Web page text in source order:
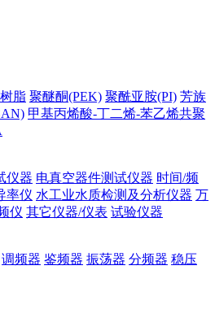
脂 聚醚酮(PEK) 聚酰亚胺(PI) 芳族
甲基丙烯酸-丁二烯-苯乙烯共聚
仪器 电真空器件测试仪器 时间/频
率仪 水工业水质检测及分析仪器 万
仪 其它仪器/仪表 试验仪器
调频器 鉴频器 振荡器 分频器 稳压